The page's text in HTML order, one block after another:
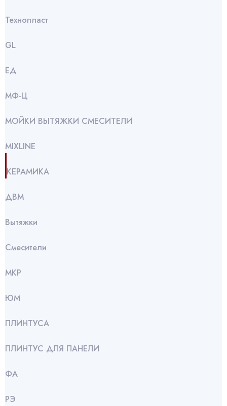
Технопласт
GL
ЕД
МФ-Ц
МОЙКИ ВЫТЯЖКИ СМЕСИТЕЛИ
МIXLINE
КЕРАМИКА
ДВМ
Вытяжки
Смесители
МКР
ЮМ
ПЛИНТУСА
ПЛИНТУС ДЛЯ ПАНЕЛИ
ФА
РЭ